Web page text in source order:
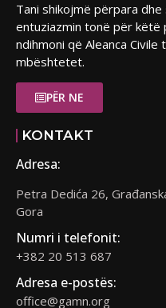
Tani shikojmë përpara
entuziazmin tonë për
ndihmoni që Aleanca
mbështetet.
PËR NE
KONTAKT
Adresa:
Petra Dedića 26,
Gora
Numri i telefonit:
+382 20 513 687
Adresa e-postës:
office@gamn.org